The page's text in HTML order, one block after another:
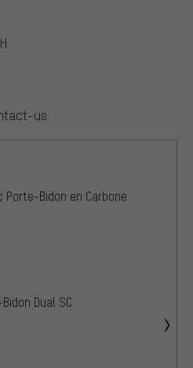
us
Porte-Bidon en Carbone
Dual SC